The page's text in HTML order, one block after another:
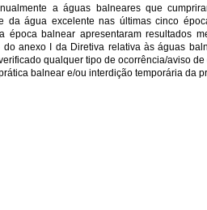
a águas balneares que
da água excelente nas últimas cinco
época balnear apresentaram resultados
anexo I da Diretiva relativa às águas
qualquer tipo de ocorrência/aviso
balnear e/ou interdição temporária da